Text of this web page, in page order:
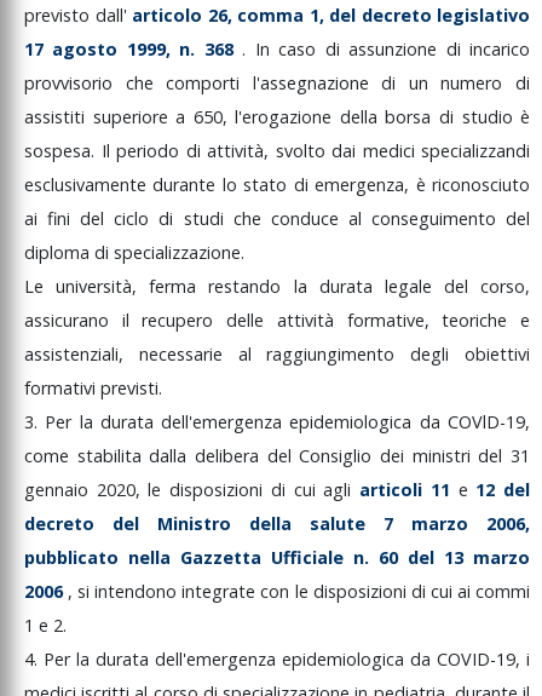
previsto dall' articolo 26, comma 1, del decreto legislativo
17 agosto 1999, n. 368 . Incaso diassunzione diincarico
provvisorio checomporti l'assegnazionedi unnumerodi
assistiti superiorea 650,l'erogazione dellaborsa di studioè
sospesa. Il periodo di attività, svolto dai medici specializzandi
esclusivamentedurante lostato diemergenza, èriconosciuto
aifinidelciclodi studi che conduce al conseguimentodel
diploma di specializzazione.
Leuniversità,fermarestando la durata legale del corso,
assicurano ilrecuperodelle attività formative,teorichee
assistenziali, necessarie alraggiungimentodegliobiettivi
formativi previsti.
3. Per la duratadell'emergenzaepidemiologica daCOVlD-19,
come stabilitadalladelibera delConsigliodei ministridel31
gennaio 2020,ledisposizioni di cuiagli articoli 11 e 12 del
decreto del Ministro della salute 7 marzo 2006,
pubblicato nella Gazzetta Ufficiale n. 60 del 13 marzo
2006 ,siintendonointegratecon le disposizioni di cui aicommi
1 e 2.
4. Per la durata dell'emergenza epidemiologica da COVID-19, i